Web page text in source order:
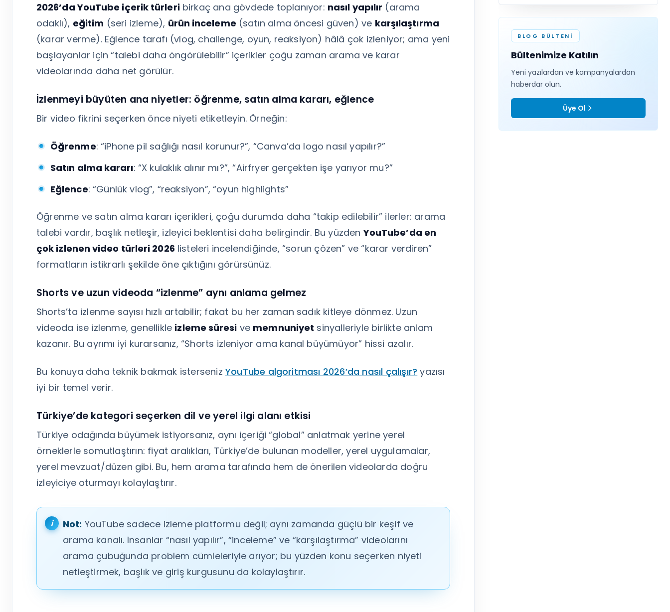
2026’da YouTube içerik türleribirkaç ana gövdede toplanıyor: nasıl yapılır (arama
odaklı), eğitim (seri izleme), ürün inceleme (satın alma öncesi güven) ve karşılaştırma
(karar verme). Eğlence tarafı (vlog, challenge, oyun, reaksiyon) hâlâ çok izleniyor; ama yeni
başlayanlar için “talebi daha öngörülebilir” içerikler çoğu zaman arama ve karar
videolarında daha net görülür.
İzlenmeyi büyüten ana niyetler: öğrenme, satın alma kararı, eğlence
Bir video fikrini seçerken önce niyeti etiketleyin. Örneğin:
Öğrenme: “iPhone pil sağlığı nasıl korunur?”, “Canva’da logo nasıl yapılır?”
Satın alma kararı: “X kulaklık alınır mı?”, “Airfryer gerçekten işe yarıyor mu?”
Eğlence: “Günlük vlog”, “reaksiyon”, “oyun highlights”
Öğrenme ve satın alma kararı içerikleri, çoğu durumda daha “takip edilebilir” ilerler: arama
talebi vardır, başlık netleşir, izleyici beklentisi daha belirgindir. Bu yüzdenYouTube’da en
çok izlenen video türleri 2026 listeleri incelendiğinde, “sorun çözen” ve “karar verdiren”
formatların istikrarlı şekilde öne çıktığını görürsünüz.
Shorts ve uzun videoda “izlenme” aynı anlama gelmez
Shorts’ta izlenme sayısı hızlı artabilir; fakat bu her zaman sadık kitleye dönmez. Uzun
videoda ise izlenme, genellikle izleme süresi ve memnuniyet sinyalleriyle birlikte anlam
kazanır. Bu ayrımı iyi kurarsanız, “Shorts izleniyor ama kanal büyümüyor” hissi azalır.
Bu konuya daha teknik bakmak isterseniz YouTube algoritması 2026’da nasıl çalışır? yazısı
iyi bir temel verir.
Türkiye’de kategori seçerken dil ve yerel ilgi alanı etkisi
Türkiye odağında büyümek istiyorsanız, aynı içeriği “global” anlatmak yerine yerel
örneklerle somutlaştırın: fiyat aralıkları, Türkiye’de bulunan modeller, yerel uygulamalar,
yerel mevzuat/düzen gibi. Bu, hem arama tarafında hem de önerilen videolarda doğru
izleyiciye oturmayı kolaylaştırır.
Not: YouTube sadece izleme platformu değil; aynı zamanda güçlü bir keşif ve
arama kanalı. İnsanlar “nasıl yapılır”, “inceleme” ve “karşılaştırma” videolarını
arama çubuğunda problem cümleleriyle arıyor; bu yüzden konu seçerken niyeti
netleştirmek, başlık ve giriş kurgusunu da kolaylaştırır.
BLOG BÜLTENI
Bültenimize Katılın
Yeni yazılardan ve kampanyalardan
haberdar olun.
Üye Ol